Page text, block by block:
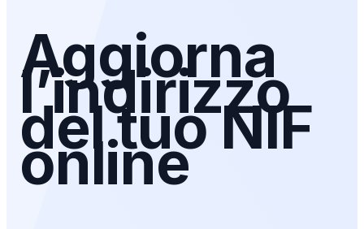
Aggiorna
l’indirizzo
del tuo NIF
online